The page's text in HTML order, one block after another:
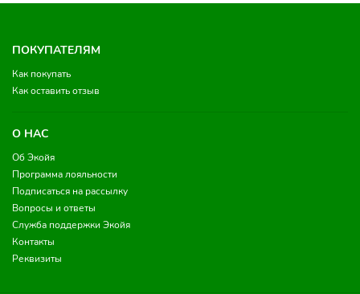
ПОКУПАТЕЛЯМ
Как покупать
Как оставить отзыв
О НАС
Об Экойя
Программа лояльности
Подписаться на рассылку
Вопросы и ответы
Служба поддержки Экойя
Контакты
Реквизиты